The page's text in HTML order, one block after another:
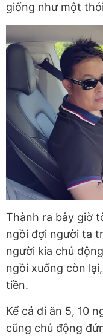
giống như một
Thành ra bây giờ
ngồi đợi người ta
người kia chủ
ngồi xuống còn
tiền.
Kể cả đi ăn 5, 10
cũng chủ động